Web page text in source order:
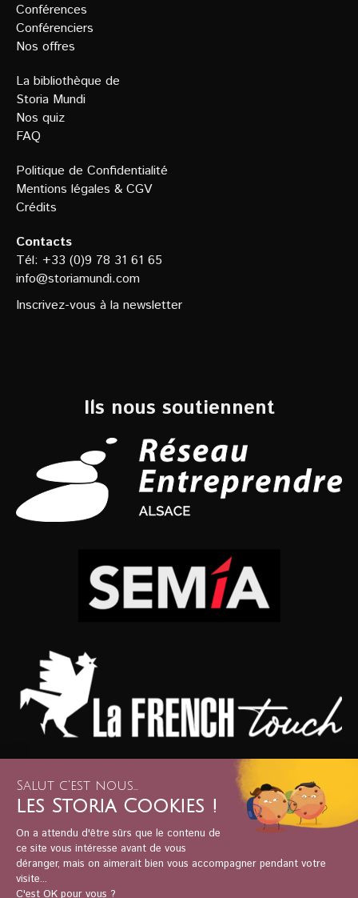
Conférences
Conférenciers
Nos offres
La bibliothèque de
Storia Mundi
Nos quiz
FAQ
Politique de Confidentialité
Mentions légales & CGV
Crédits
Contacts
Tél: +33 (0)9 78 31 61 65
info@storiamundi.com
Inscrivez-vous à la newsletter
Ils nous soutiennent